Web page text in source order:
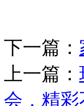
下一篇：
上一篇：
会，精彩